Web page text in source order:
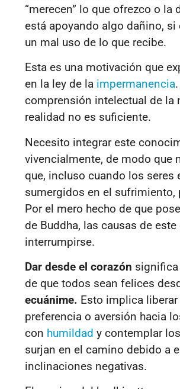
“merecen” lo que ofrezco o la
está apoyando algo dañino, si
un mal uso de lo que recibe.
Esta es una motivación que
en la ley de la impermanencia
comprensión intelectual de la
realidad no es suficiente.
Necesito integrar este
vivencialmente, de modo que
que, incluso cuando los seres
sumergidos en el sufrimiento,
Por el mero hecho de que
de Buddha, las causas de
interrumpirse.
Dar desde el corazón significa
de que todos sean felices
ecuánime. Esto implica
preferencia o aversión hacia
con humildad y contemplar
surjan en el camino debido a
inclinaciones negativas.